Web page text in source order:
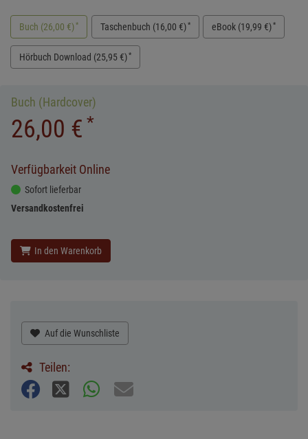
Buch (26,00 €)* Taschenbuch (16,00 €) * eBook (19,99 €)*
Hörbuch Download (25,95 €)*
Buch (Hardcover)
26,00 € *
Verfügbarkeit Online
Sofort lieferbar
Versandkostenfrei
In den Warenkorb
Auf die Wunschliste
Teilen: